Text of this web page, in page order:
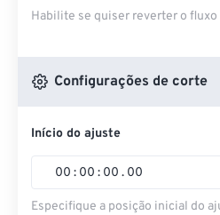
Habilite se quiser reverter o fluxo
Configurações de corte
Início do ajuste
00 : 00 : 00 . 00
Especifique a posição inicial do